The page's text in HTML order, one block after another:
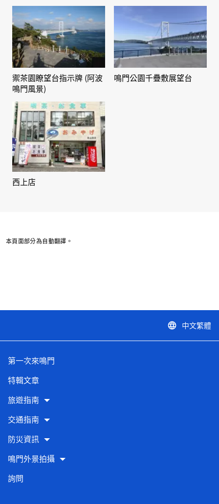
禦茶園瞭望台指示牌 (阿波
鳴門風景)
鳴門公園千疊敷展望台
西上店
本頁面部分為自動翻譯。
language 中文繁體
第一次來鳴門
特輯文章
旅遊指南
交通指南
防災資訊
鳴門外景拍攝
詢問